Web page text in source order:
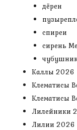
дёрен
спиреи
сирень
Каллы 2026
Клематисы
Клематисы
Лилейники
Лилии 2026